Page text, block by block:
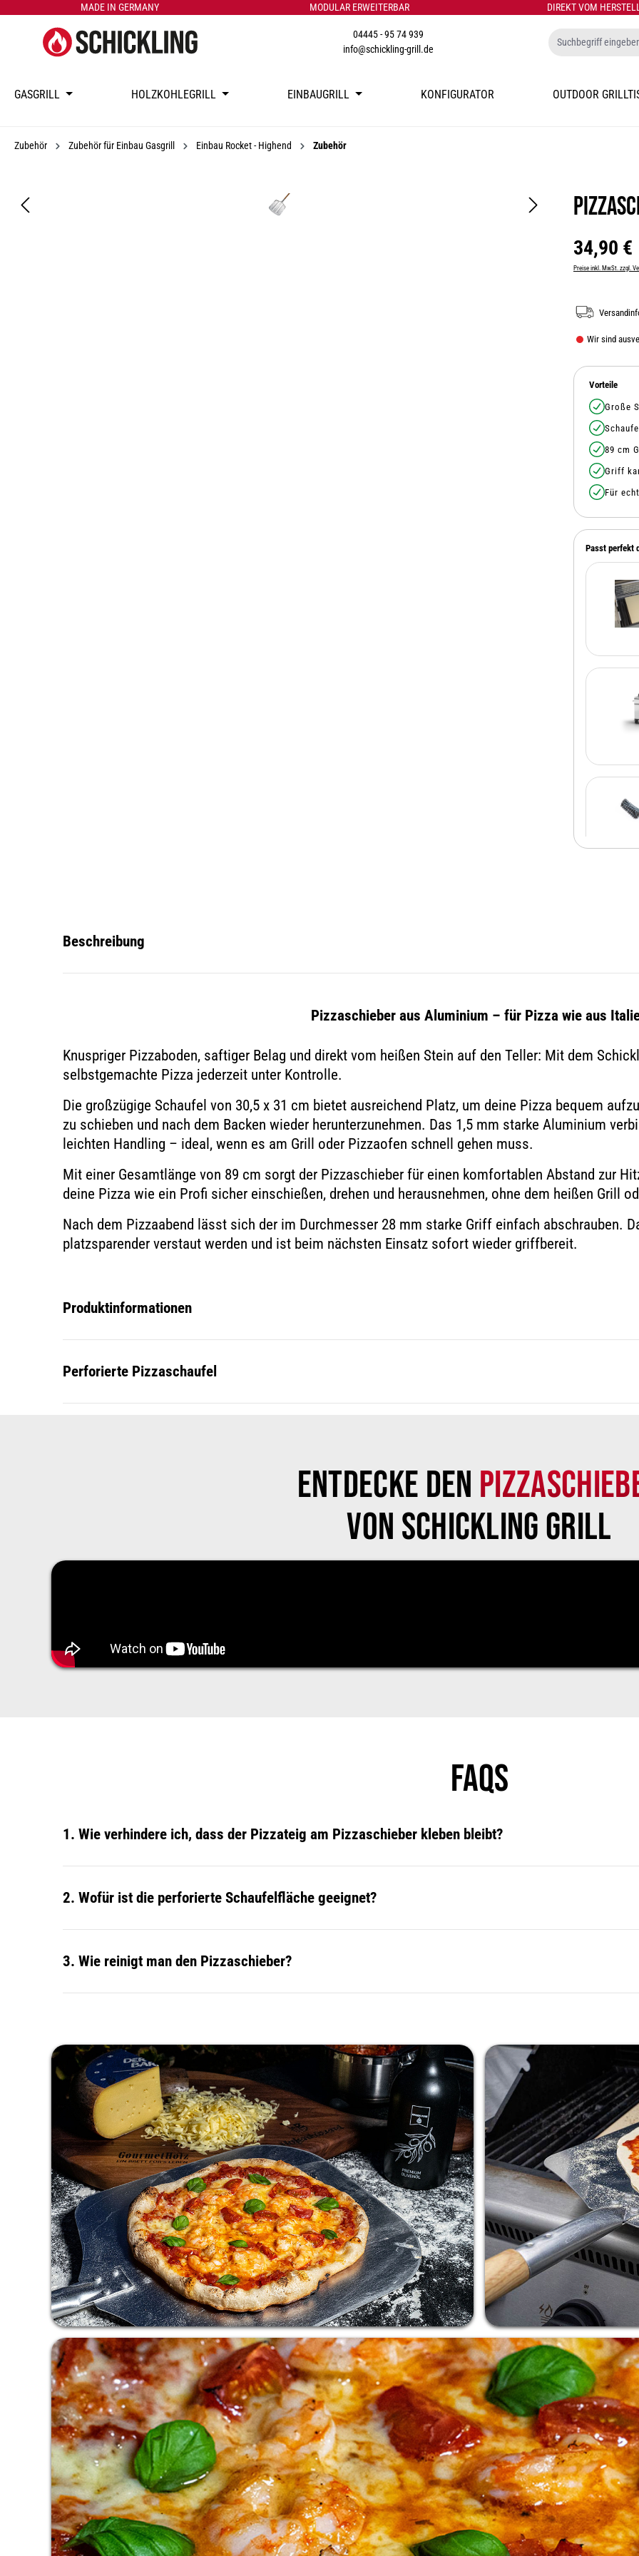
MADE IN GERMANY MODULAR ERWEITERBAR DIREKT VOM
04445 - 95 74 939
info@schickling-grill.de
GASGRILL HOLZKOHLEGRILL EINBAUGRILL KONFIGURATOR OUTDOOR
Zubehör Zubehör für Einbau Gasgrill Einbau Rocket - Highend Zubehör
Bildergalerie überspringen
Regulärer Preis:
34,90 €
Preise inkl. MwSt. zzgl.
Wir sind
Vorteile
Große
89 cm
Griff
Für
Passt perfekt
Beschreibung
Pizzaschieber aus Aluminium – für Pizza wie aus
Knuspriger Pizzaboden, saftiger Belag und direkt vom heißen Stein auf den Teller: Mit dem
selbstgemachte Pizza jederzeit unter Kontrolle.
Die großzügige Schaufel von 30,5 x 31 cm bietet ausreichend Platz, um deine Pizza bequem
zu schieben und nach dem Backen wieder herunterzunehmen. Das 1,5 mm starke Aluminium
leichten Handling – ideal, wenn es am Grill oder Pizzaofen schnell gehen muss.
Mit einer Gesamtlänge von 89 cm sorgt der Pizzaschieber für einen komfortablen Abstand zur
deine Pizza wie ein Profi sicher einschießen, drehen und herausnehmen, ohne dem heißen Grill
Nach dem Pizzaabend lässt sich der im Durchmesser 28 mm starke Griff einfach abschrauben.
platzsparender verstaut werden und ist beim nächsten Einsatz sofort wieder griffbereit.
Produktinformationen
Perforierte Pizzaschaufel
Entdecke den
von Schickling Grill
FAQS
1. Wie verhindere ich, dass der Pizzateig am Pizzaschieber kleben bleibt?
2. Wofür ist die perforierte Schaufelfläche geeignet?
3. Wie reinigt man den Pizzaschieber?